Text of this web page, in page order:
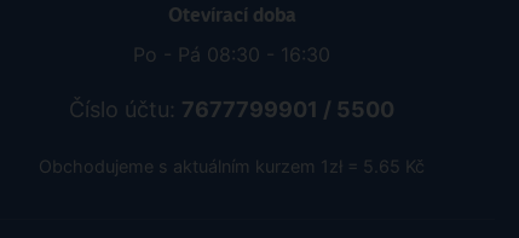
Otevírací doba
Po - Pá 08:30 - 16:30
Číslo účtu: 7677799901 / 5500
Obchodujeme s aktuálním kurzem 1zł = 5.65 Kč